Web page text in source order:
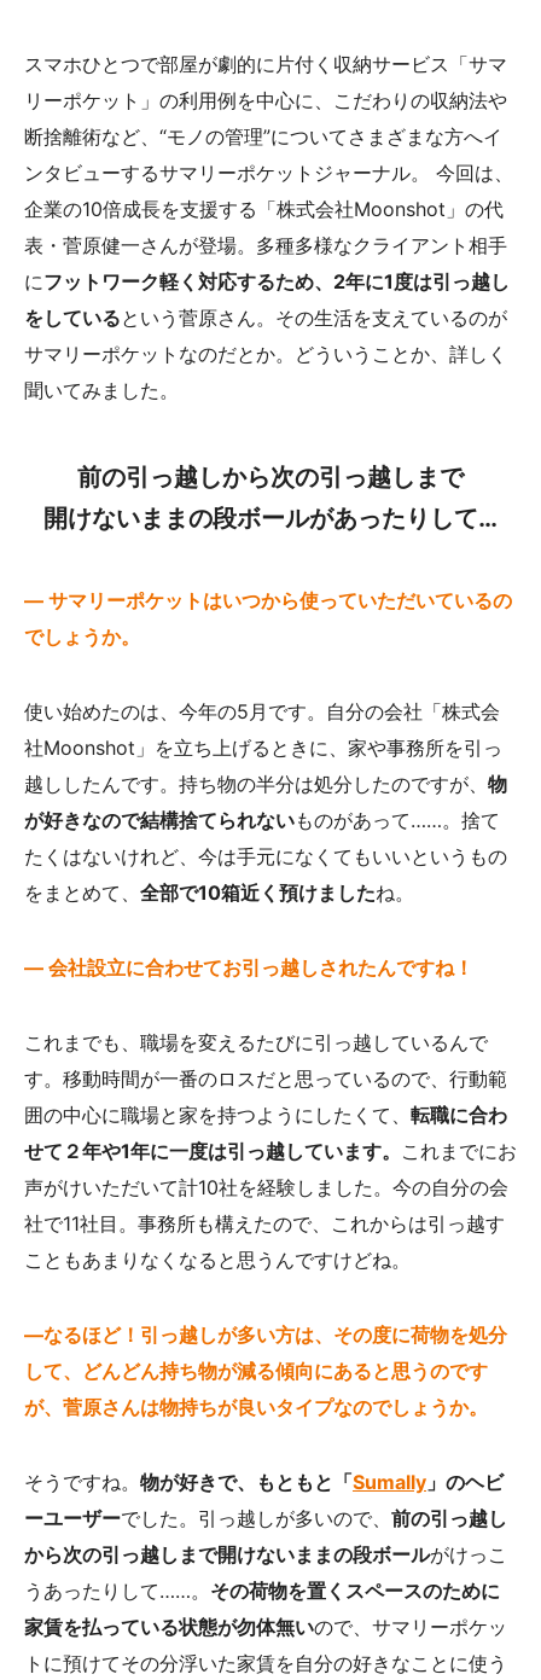
スマホひとつで部屋が劇的に片付く収納サービス「サマ
リーポケット」の利用例を中心に、こだわりの収納法や
断捨離術など、“モノの管理”についてさまざまな方へイ
ンタビューするサマリーポケットジャーナル。 今回は、
企業の10倍成長を支援する「株式会社Moonshot」の代
表・菅原健一さんが登場。多種多様なクライアント相手
にフットワーク軽く対応するため、2年に1度は引っ越し
をしているという菅原さん。その生活を支えているのが
サマリーポケットなのだとか。どういうことか、詳しく
聞いてみました。
前の引っ越しから次の引っ越しまで
開けないままの段ボールがあったりして…
— サマリーポケットはいつから使っていただいているの
でしょうか。
使い始めたのは、今年の5月です。自分の会社「株式会
社Moonshot」を立ち上げるときに、家や事務所を引っ
越ししたんです。持ち物の半分は処分したのですが、 物
が好きなので結構捨てられないものがあって……。捨て
たくはないけれど、今は手元になくてもいいというもの
をまとめて、 全部で10箱近く預けましたね。
— 会社設立に合わせてお引っ越しされたんですね！
これまでも、職場を変えるたびに引っ越しているんで
す。移動時間が一番のロスだと思っているので、行動範
囲の中心に職場と家を持つようにしたくて、 転職に合わ
せて２年や1年に一度は引っ越しています。 これまでにお
声がけいただいて計10社を経験しました。今の自分の会
社で11社目。事務所も構えたので、これからは引っ越す
こともあまりなくなると思うんですけどね。
—なるほど！引っ越しが多い方は、その度に荷物を処分
して、どんどん持ち物が減る傾向にあると思うのです
が、菅原さんは物持ちが良いタイプなのでしょうか。
そうですね。 物が好きで、もともと「Sumally 」のヘビ
ーユーザーでした。引っ越しが多いので、 前の引っ越し
から次の引っ越しまで開けないままの段ボールがけっこ
うあったりして……。 その荷物を置くスペースのために
家賃を払っている状態が勿体無いので、サマリーポケッ
トに預けてその分浮いた家賃を自分の好きなことに使う